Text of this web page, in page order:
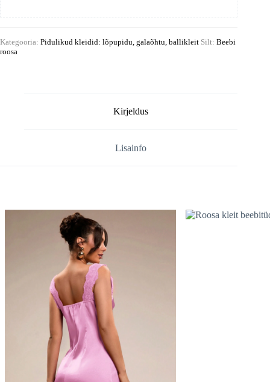
Kategooria: Pidulikud kleidid: lõpupidu, galaõhtu, ballikleit Silt: Beebi
roosa
Kirjeldus
Lisainfo